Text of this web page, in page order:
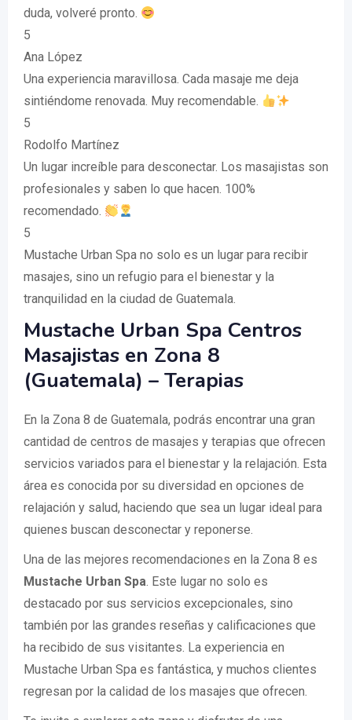
duda, volveré pronto.
5
Ana López
Una experiencia maravillosa. Cada masaje me deja
sintiéndome renovada. Muy recomendable.
5
Rodolfo Martínez
Un lugar increíble para desconectar. Los masajistas son
profesionales y saben lo que hacen. 100%
recomendado.
5
Mustache Urban Spa no solo es un lugar para recibir
masajes, sino un refugio para el bienestar y la
tranquilidad en la ciudad de Guatemala.
Mustache Urban Spa Centros
Masajistas en Zona 8
(Guatemala) – Terapias
En la Zona 8 de Guatemala, podrás encontrar una gran
cantidad de centros de masajes y terapias que ofrecen
servicios variados para el bienestar y la relajación. Esta
área es conocida por su diversidad en opciones de
relajación y salud, haciendo que sea un lugar ideal para
quienes buscan desconectar y reponerse.
Una de las mejores recomendaciones en la Zona 8 es
Mustache Urban Spa. Este lugar no solo es
destacado por sus servicios excepcionales, sino
también por las grandes reseñas y calificaciones que
ha recibido de sus visitantes. La experiencia en
Mustache Urban Spa es fantástica, y muchos clientes
regresan por la calidad de los masajes que ofrecen.